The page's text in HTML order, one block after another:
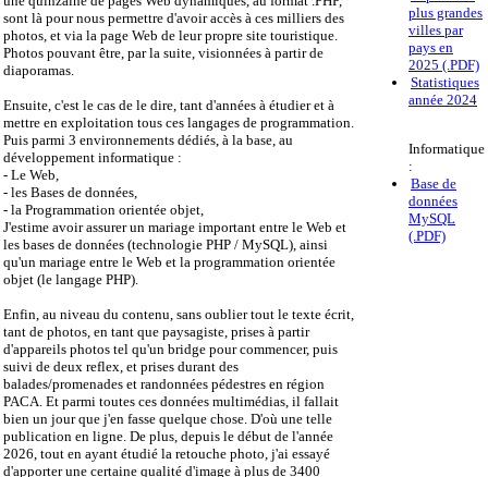
sont là pour nous permettre d'avoir accès à ces milliers des
photos, et via la page Web de leur propre site touristique.
Photos pouvant être, par la suite, visionnées à partir de
diaporamas.
Ensuite, c'est le cas de le dire, tant d'années à étudier et à
mettre en exploitation tous ces langages de programmation.
Puis parmi 3 environnements dédiés, à la base, au
développement informatique :
- Le Web,
- les Bases de données,
- la Programmation orientée objet,
J'estime avoir assurer un mariage important entre le Web et
les bases de données (technologie PHP / MySQL), ainsi
qu'un mariage entre le Web et la programmation orientée
objet (le langage PHP).
Enfin, au niveau du contenu, sans oublier tout le texte écrit,
tant de photos, en tant que paysagiste, prises à partir
d'appareils photos tel qu'un bridge pour commencer, puis
suivi de deux reflex, et prises durant des
balades/promenades et randonnées pédestres en région
PACA. Et parmi toutes ces données multimédias, il fallait
bien un jour que j'en fasse quelque chose. D'où une telle
publication en ligne. De plus, depuis le début de l'année
2026, tout en ayant étudié la retouche photo, j'ai essayé
d'apporter une certaine qualité d'image à plus de 3400
plus grandes
villes par
pays en
2025 (.PDF)
Statistiques
année 2024
Informatique
:
Base de
données
MySQL
(.PDF)